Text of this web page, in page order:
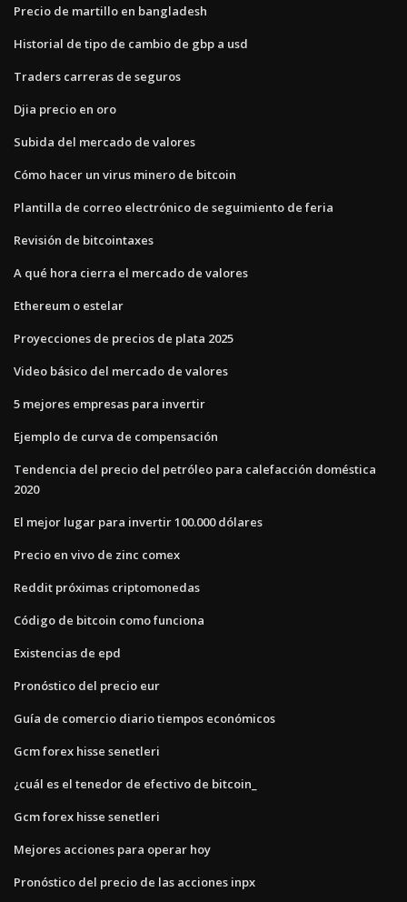
Precio de martillo en bangladesh
Historial de tipo de cambio de gbp a usd
Traders carreras de seguros
Djia precio en oro
Subida del mercado de valores
Cómo hacer un virus minero de bitcoin
Plantilla de correo electrónico de seguimiento de feria
Revisión de bitcointaxes
A qué hora cierra el mercado de valores
Ethereum o estelar
Proyecciones de precios de plata 2025
Video básico del mercado de valores
5 mejores empresas para invertir
Ejemplo de curva de compensación
Tendencia del precio del petróleo para calefacción doméstica
2020
El mejor lugar para invertir 100.000 dólares
Precio en vivo de zinc comex
Reddit próximas criptomonedas
Código de bitcoin como funciona
Existencias de epd
Pronóstico del precio eur
Guía de comercio diario tiempos económicos
Gcm forex hisse senetleri
¿cuál es el tenedor de efectivo de bitcoin_
Gcm forex hisse senetleri
Mejores acciones para operar hoy
Pronóstico del precio de las acciones inpx